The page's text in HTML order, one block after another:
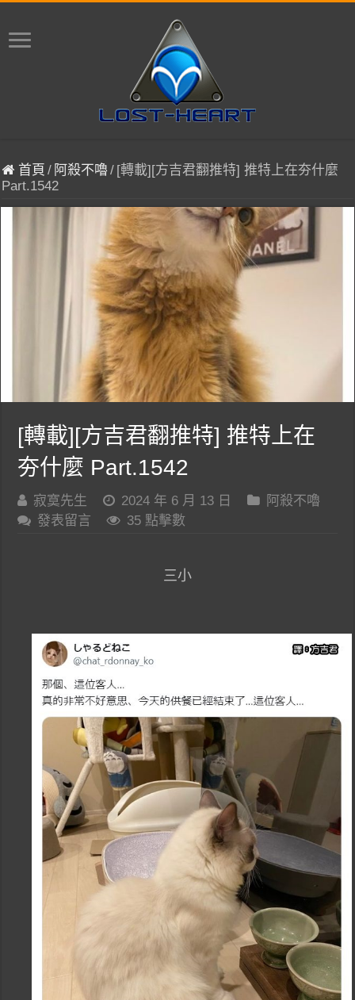
首頁 / 阿殺不嚕/ [轉載][方吉君翻推特] 推特上在夯什麼
Part.1542
[轉載][方吉君翻推特] 推特上在
夯什麼 Part.1542
寂寞先生 2024 年 6 月 13 日
阿殺不嚕
發表留言
35 點擊數
三小